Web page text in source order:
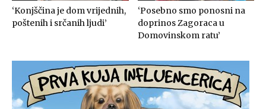
‘Konjščina je dom vrijednih,
poštenih i srčanih ljudi’
‘Posebno smo ponosni na
doprinos Zagoraca u
Domovinskom ratu’